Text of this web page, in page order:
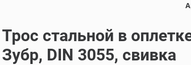
Трос стальной в
Зубр, DIN 3055, свивка